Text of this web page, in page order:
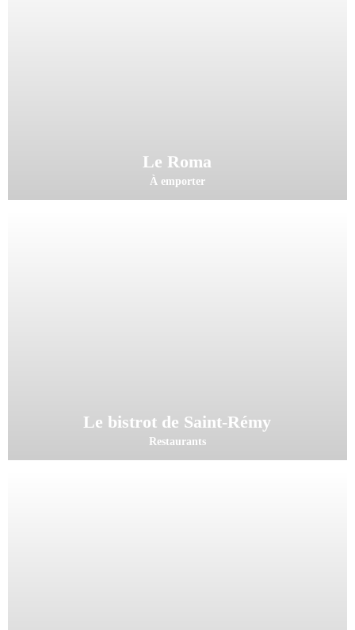
Le Roma
À emporter
Le bistrot de Saint-Rémy
Restaurants